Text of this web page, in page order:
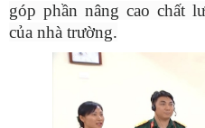
góp phần nâng cao chất
của nhà trường.